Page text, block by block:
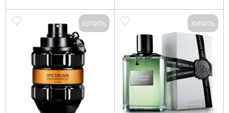
КУПИТЬ КУПИТЬ